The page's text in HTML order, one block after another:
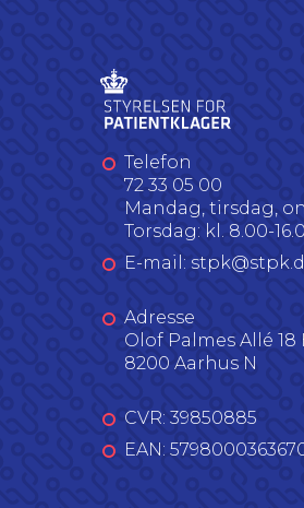
Telefon
72 33 05 00
Mandag, tirsdag,
Torsdag: kl. 8.00-
E-mail:
Adresse
Olof Palmes Allé 18
8200 Aarhus N
CVR: 39850885
EAN: